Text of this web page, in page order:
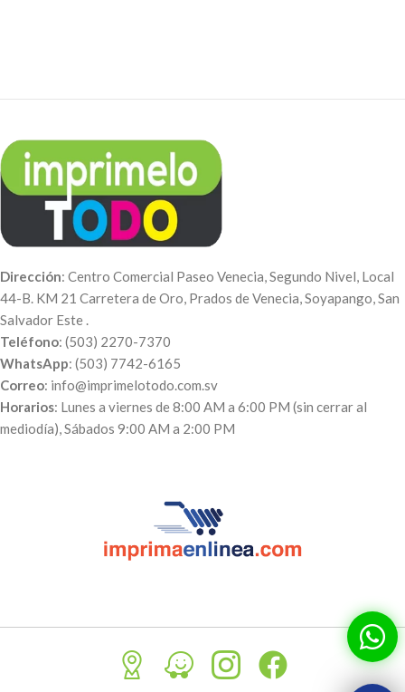
Dirección: Centro Comercial Paseo Venecia, Segundo Nivel, Local
44-B. KM 21 Carretera de Oro, Prados de Venecia, Soyapango, San
Salvador Este .
Teléfono: (503) 2270-7370
WhatsApp: (503) 7742-6165
Correo: info@imprimelotodo.com.sv
Horarios: Lunes a viernes de 8:00 AM a 6:00 PM (sin cerrar al
mediodía), Sábados 9:00 AM a 2:00 PM